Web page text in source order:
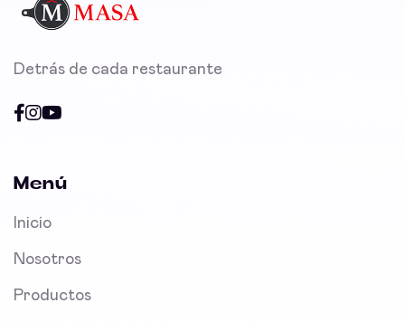
Detrás de cada restaurante
Menú
Inicio
Nosotros
Productos